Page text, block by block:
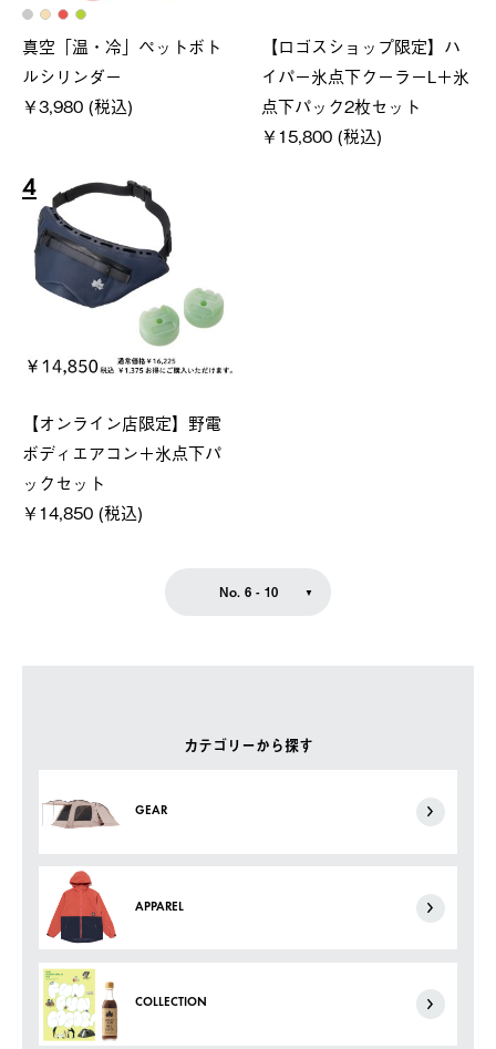
カテゴリーから探す
GEAR
APPAREL
COLLECTION
真空「温・冷」ペットボト
ルシリンダー
￥3,980 (税込)
【ロゴスショップ限定】ハ
イパー氷点下クーラーL＋氷
点下パック2枚セット
￥15,800 (税込)
4
【オンライン店限定】野電
ボディエアコン＋氷点下パ
ックセット
￥14,850 (税込)
No. 6 - 10